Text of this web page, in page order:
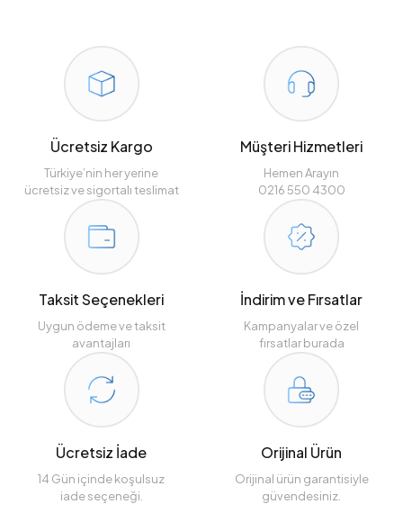
Ücretsiz Kargo
Türkiye’nin her yerine
ücretsiz ve sigortalı teslimat
Müşteri Hizmetleri
Hemen Arayın
0216 550 4300
Taksit Seçenekleri
Uygun ödeme ve taksit
avantajları
İndirim ve Fırsatlar
Kampanyalar ve özel
fırsatlar burada
Ücretsiz İade
14 Gün içinde koşulsuz
iade seçeneği.
Orijinal Ürün
Orijinal ürün garantisiyle
güvendesiniz.